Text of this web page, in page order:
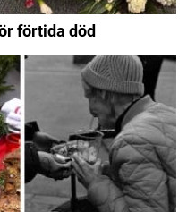
förtida död